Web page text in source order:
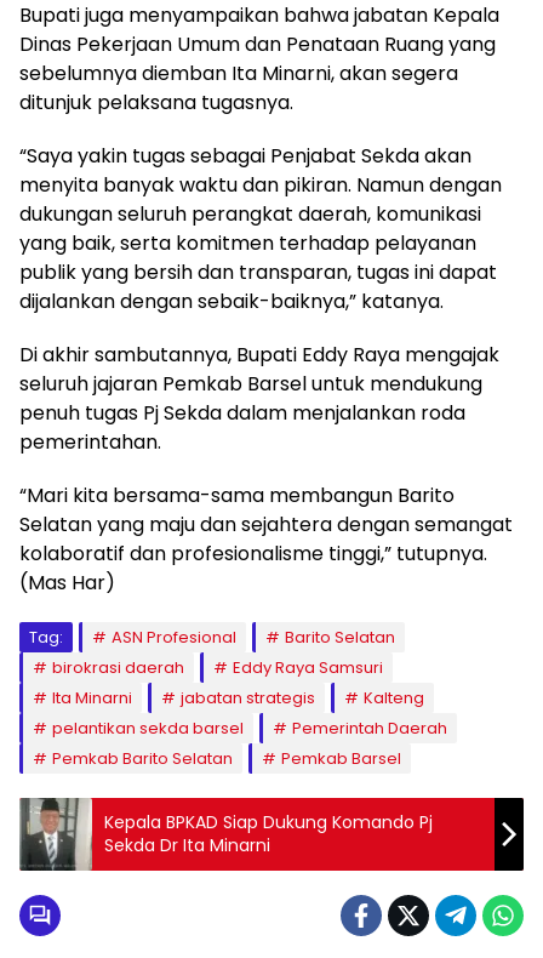
Bupati juga menyampaikan bahwa jabatan Kepala
Dinas Pekerjaan Umum dan Penataan Ruang yang
sebelumnya diemban Ita Minarni, akan segera
ditunjuk pelaksana tugasnya.
“Saya yakin tugas sebagai Penjabat Sekda akan
menyita banyak waktu dan pikiran. Namun dengan
dukungan seluruh perangkat daerah, komunikasi
yang baik, serta komitmen terhadap pelayanan
publik yang bersih dan transparan, tugas ini dapat
dijalankan dengan sebaik-baiknya,” katanya.
Di akhir sambutannya, Bupati Eddy Raya mengajak
seluruh jajaran Pemkab Barsel untuk mendukung
penuh tugas Pj Sekda dalam menjalankan roda
pemerintahan.
“Mari kita bersama-sama membangun Barito
Selatan yang maju dan sejahtera dengan semangat
kolaboratif dan profesionalisme tinggi,” tutupnya.
(Mas Har)
Tag: ASN Profesional
Barito Selatan
birokrasi daerah
Eddy Raya Samsuri
Ita Minarni
jabatan strategis
Kalteng
pelantikan sekda barsel
Pemerintah Daerah
Pemkab Barito Selatan
Pemkab Barsel
Kepala BPKAD Siap Dukung Komando Pj
Sekda Dr Ita Minarni